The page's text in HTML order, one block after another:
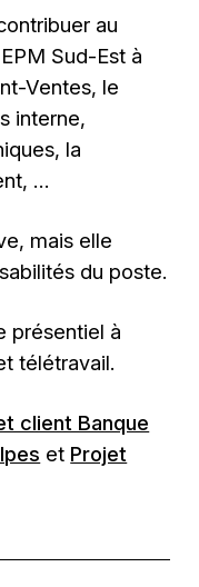
au
Sud-Est à
Ventes, le
interne,
la
…
mais elle
du poste.
présentiel à
télétravail.
client Banque
et Projet